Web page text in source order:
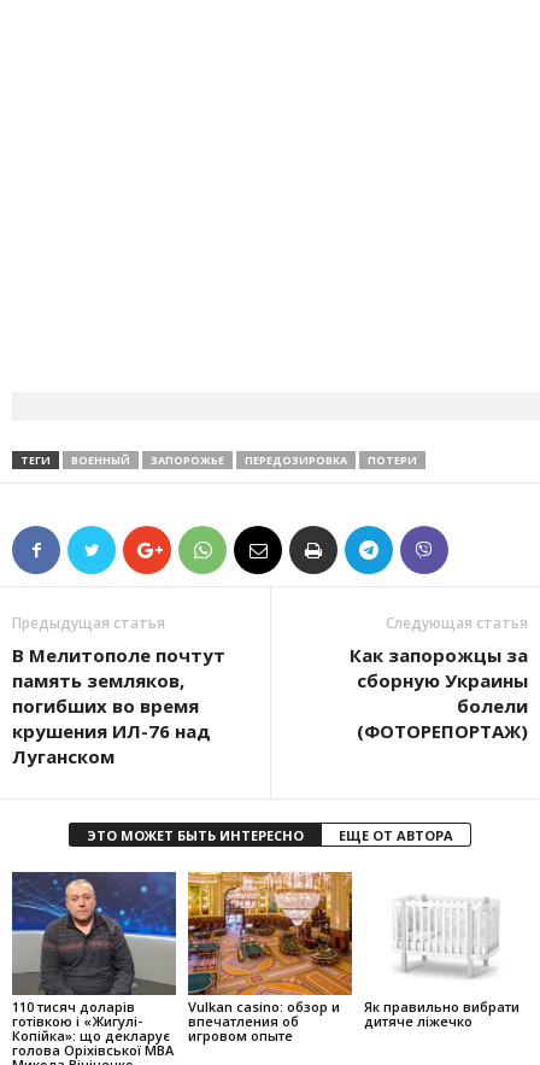
ТЕГИ ВОЕННЫЙ ЗАПОРОЖЬЕ ПЕРЕДОЗИРОВКА ПОТЕРИ
Предыдущая статья
В Мелитополе почтут
память земляков,
погибших во время
крушения ИЛ-76 над
Луганском
Следующая статья
Как запорожцы за
сборную Украины
болели
(ФОТОРЕПОРТАЖ)
ЭТО МОЖЕТ БЫТЬ ИНТЕРЕСНО ЕЩЕ ОТ АВТОРА
110 тисяч доларів
готівкою і «Жигулі-
Копійка»: що декларує
голова Оріхівської МВА
Vulkan casino: обзор и
впечатления об
игровом опыте
Як правильно вибрати
дитяче ліжечко